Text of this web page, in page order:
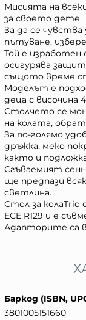
Мисията на
за своето дете.
За да се чувства
пътуване,
Той е
осигурява
същото време
Моделът е
деца с височина
Столчето се
на колата,
За по-голямо
дръжка, меко
както и
Сгъваемият
ще предпази
светлина.
Стол за
ECE R129 и е
Адапторите са
Баркод (ISBN,
3801005151660